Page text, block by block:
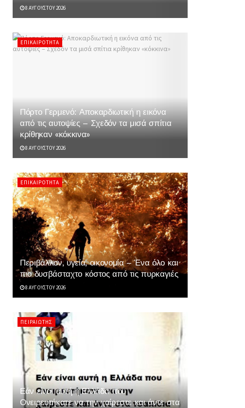
8 ΑΥΓΟΎΣΤΟΥ 2026
ΕΠΙΚΑΙΡΌΤΗΤΑ
Πόρτο Γερμενό: Αποκαρδιωτική η εικόνα
από τις αυτοψίες – Σχεδόν τα μισά σπίτια
κρίθηκαν «κόκκινα»
8 ΑΥΓΟΎΣΤΟΥ 2026
ΕΠΙΚΑΙΡΌΤΗΤΑ
Περιβάλλον, υγεία, οικονομία – Ένα όλο και
πιο δυσβάσταχτο κόστος από τις πυρκαγιές
8 ΑΥΓΟΎΣΤΟΥ 2026
ΠΕΙΡΑΙΏΤΗΣ
Εάν είναι αυτή η Ελλάδα που
Ονειρευτήκατε να την χαίρεστε και άντε στα